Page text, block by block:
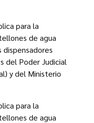
para la
de agua
del Poder Judicial
y del Ministerio
para la
de agua